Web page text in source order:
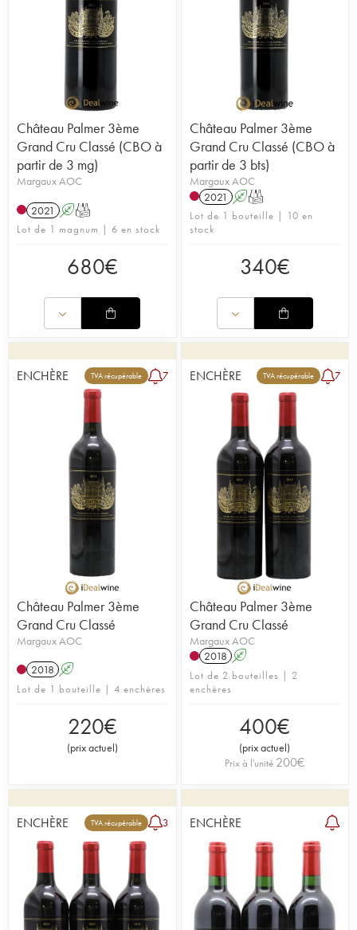
Château Palmer 3ème
Grand Cru Classé (CBO à
partir de 3 mg)
Margaux AOC
2021 AT
Lot de 1 magnum | 6 en stock
680€
Château Palmer 3ème
Grand Cru Classé (CBO à
partir de 3 bts)
Margaux AOC
2021 AT
Lot de 1 bouteille | 10 en
stock
340€
ENCHÈRE TVA récupérable 7
Château Palmer 3ème
Grand Cru Classé
Margaux AOC
2018 A
Lot de 1 bouteille | 4 enchères
220€
(prix actuel)
ENCHÈRE TVA récupérable 7
Château Palmer 3ème
Grand Cru Classé
Margaux AOC
2018 A
Lot de 2 bouteilles | 2
enchères
400€
(prix actuel)
Prix à l'unité 200€
ENCHÈRE TVA récupérable 3 ENCHÈRE